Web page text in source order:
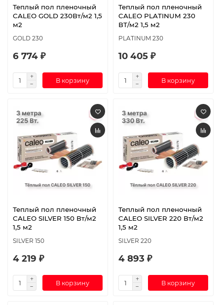
Теплый пол пленочный
CALEO GOLD 230Вт/м2 1,5
м2
GOLD 230
6 774 ₽
В корзину
Теплый пол пленочный
CALEO PLATINUM 230
ВТ/м2 1,5 м2
PLATINUM 230
10 405 ₽
В корзину
Теплый пол пленочный
CALEO SILVER 150 Вт/м2
1,5 м2
SILVER 150
4 219 ₽
В корзину
Теплый пол пленочный
CALEO SILVER 220 Вт/м2
1,5 м2
SILVER 220
4 893 ₽
В корзину